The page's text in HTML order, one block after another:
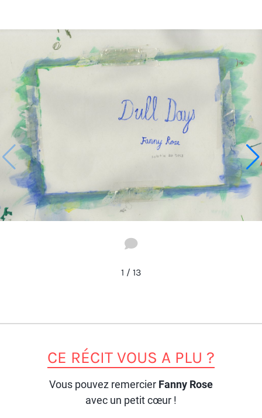
1 / 13
CE RÉCIT VOUS A PLU ?
Vous pouvez remercier Fanny Rose
avec un petit cœur !